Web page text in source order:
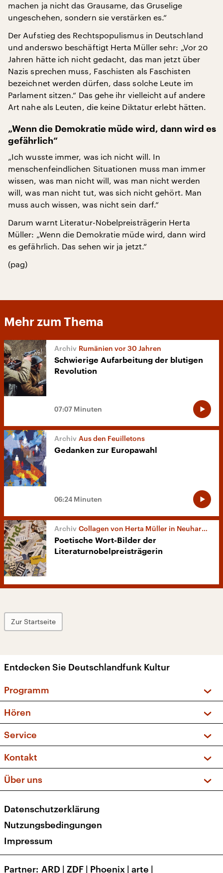
machen ja nicht das Grausame, das Gruselige
ungeschehen, sondern sie verstärken es.“
Der Aufstieg des Rechtspopulismus in Deutschland
und anderswo beschäftigt Herta Müller sehr: „Vor 20
Jahren hätte ich nicht gedacht, das man jetzt über
Nazis sprechen muss, Faschisten als Faschisten
bezeichnet werden dürfen, dass solche Leute im
Parlament sitzen.“ Das gehe ihr vielleicht auf andere
Art nahe als Leuten, die keine Diktatur erlebt hätten.
„Wenn die Demokratie müde wird, dann wird es
gefährlich“
„Ich wusste immer, was ich nicht will. In
menschenfeindlichen Situationen muss man immer
wissen, was man nicht will, was man nicht werden
will, was man nicht tut, was sich nicht gehört. Man
muss auch wissen, was nicht sein darf.“
Darum warnt Literatur-Nobelpreisträgerin Herta
Müller: „Wenn die Demokratie müde wird, dann wird
es gefährlich. Das sehen wir ja jetzt.“
(pag)
Mehr zum Thema
Rumänien vor 30 Jahren
Schwierige Aufarbeitung der blutigen
Revolution
07:07 Minuten
Aus den Feuilletons
Gedanken zur Europawahl
06:24 Minuten
Collagen von Herta Müller in Neuhardenberg
Poetische Wort-Bilder der
Literaturnobelpreisträgerin
Zur Startseite
Entdecken Sie Deutschlandfunk Kultur
Programm
Sendungen und Podcasts
Musikliste
Kakadu – Das Kinderprogramm
Hören
Frequenzen (UKW + DAB+)
Service
FAQ
Apps
Newsletter
Veranstaltungen
Kontakt
Social Media
Über uns
Presse
Karriere
Transparenz
Datenschutzerklärung
Nutzungsbedingungen
Impressum
Partner ARD | ZDF | Phoenix | arte |